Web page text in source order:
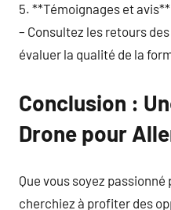
5. **Témoignages et
– Consultez les retours
évaluer la qualité de la
Conclusion :
Drone pour
Que vous soyez
cherchiez à profiter des